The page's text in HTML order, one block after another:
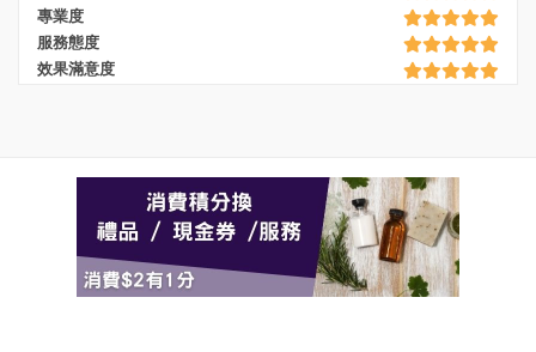
專業度
服務態度
效果滿意度